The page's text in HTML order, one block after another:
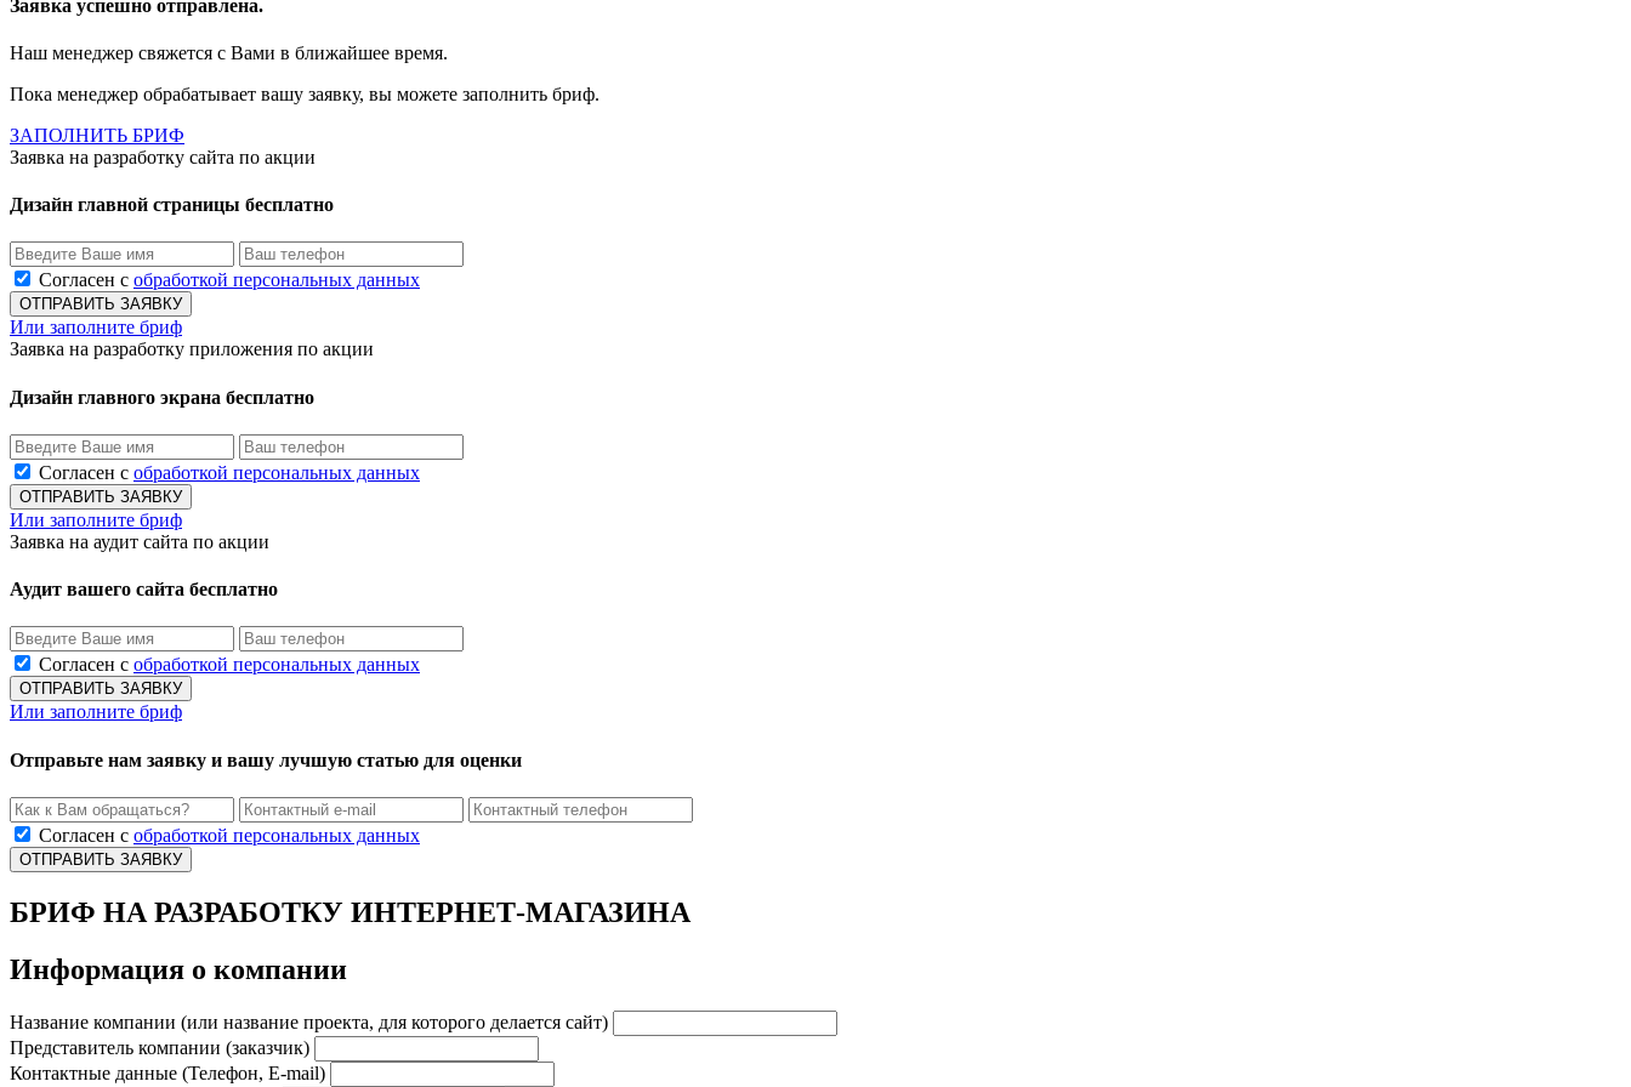
Заявка успешно отправлена.
Наш менеджер свяжется с Вами в ближайшее время.
Пока менеджер обрабатывает вашу заявку, вы можете заполнить бриф.
ЗАПОЛНИТЬ БРИФ
Заявка на разработку сайта по акции
Дизайн главной страницы бесплатно
Согласен с обработкой персональных данных
Или заполните бриф
Заявка на разработку приложения по акции
Дизайн главного экрана бесплатно
Согласен с обработкой персональных данных
Или заполните бриф
Заявка на аудит сайта по акции
Аудит вашего сайта бесплатно
Согласен с обработкой персональных данных
Или заполните бриф
Отправьте нам заявку и вашу лучшую статью для оценки
Согласен с обработкой персональных данных
БРИФ НА РАЗРАБОТКУ ИНТЕРНЕТ-МАГАЗИНА
Информация о компании
Название компании (или название проекта, для которого делается сайт)
Представитель компании (заказчик)
Контактные данные (Телефон, E-mail)